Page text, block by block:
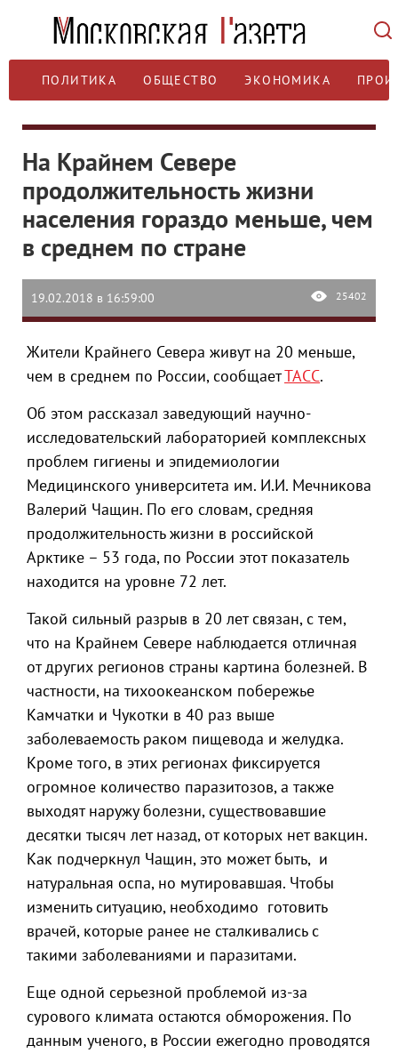
ПОЛИТИКА ОБЩЕСТВО ЭКОНОМИКА
На Крайнем Севере
продолжительность жизни
населения гораздо меньше, чем
в среднем по стране
19.02.2018 в 16:59:00 25402
Жители Крайнего Севера живут на 20 меньше,
чем в среднем по России, сообщаетТАСС.
Об этом рассказал заведующий научно-
исследовательский лабораторией комплексных
проблем гигиены и эпидемиологии
Медицинского университета им. И.И. Мечникова
Валерий Чащин. По его словам, средняя
продолжительность жизни в российской
Арктике – 53 года, по России этот показатель
находится на уровне 72 лет.
Такой сильный разрыв в 20 лет связан, с тем,
что на Крайнем Севере наблюдается отличная
от других регионов страны картина болезней. В
частности, на тихоокеанском побережье
Камчатки и Чукотки в 40 раз выше
заболеваемость раком пищевода и желудка.
Кроме того, в этих регионах фиксируется
огромное количество паразитозов, а также
выходят наружу болезни, существовавшие
десятки тысяч лет назад, от которых нет вакцин.
Как подчеркнул Чащин, это может быть, и
натуральная оспа, но мутировавшая. Чтобы
изменить ситуацию, необходимо готовить
врачей, которые ранее не сталкивались с
такими заболеваниями и паразитами.
Еще одной серьезной проблемой из-за
сурового климата остаются обморожения. По
данным ученого, в России ежегодно проводятся